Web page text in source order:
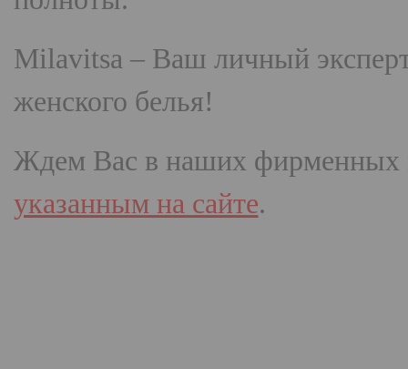
Milavitsa – Ваш личный
женского белья!
Ждем Вас в наших фирменных
указанным на сайте.